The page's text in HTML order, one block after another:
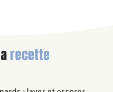
recette